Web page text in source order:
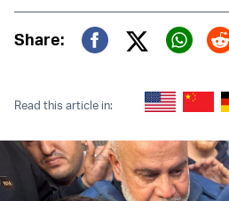
Share:
Twitter (X)
Read this article in: